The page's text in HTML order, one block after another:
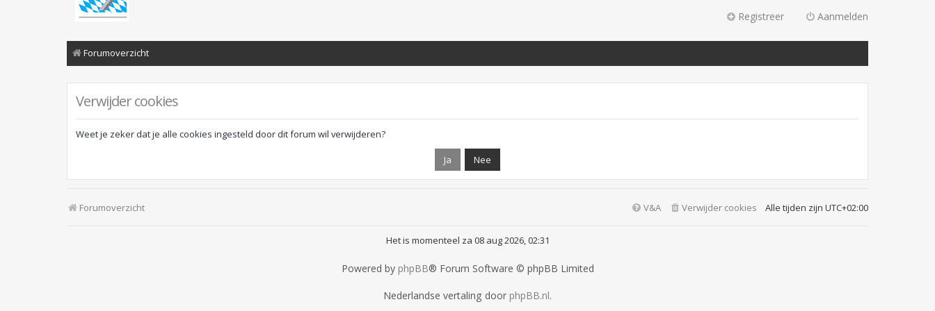
Aanmelden
Registreer
Forumoverzicht
Verwijder cookies
Weet je zeker dat je alle cookies ingesteld door dit forum wil verwijderen?
Forumoverzicht Alle tijden zijn UTC+02:00
Verwijder cookies
V&A
Het is momenteel za 08 aug 2026, 02:31
Powered by phpBB® Forum Software © phpBB Limited
Nederlandse vertaling door phpBB.nl.